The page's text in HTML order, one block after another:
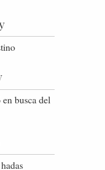
busca del